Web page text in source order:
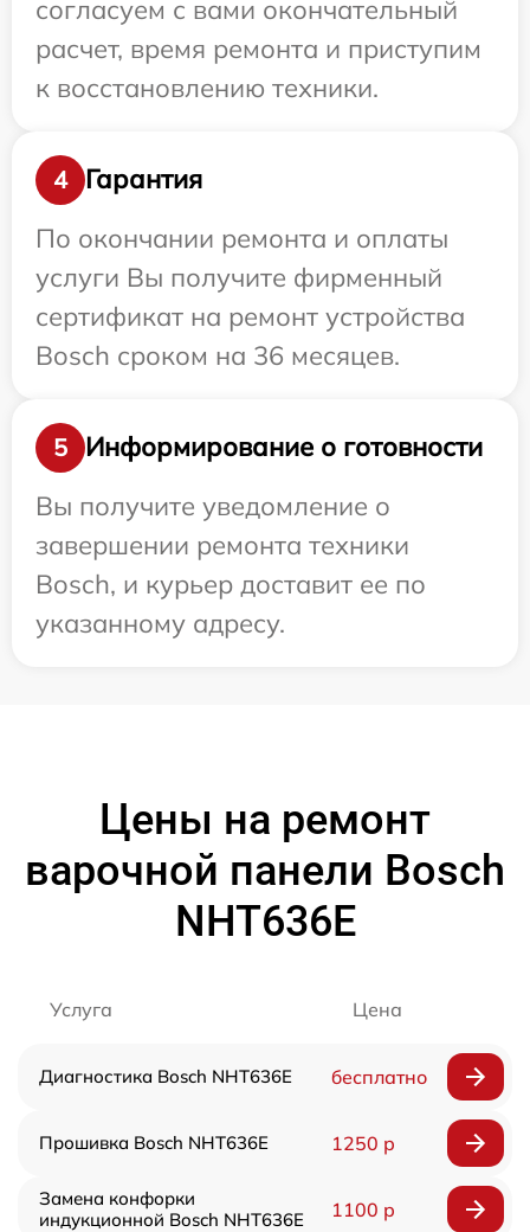
согласуем с вами окончательный
расчет, время ремонта и приступим
к восстановлению техники.
4
Гарантия
По окончании ремонта и оплаты
услуги Вы получите фирменный
сертификат на ремонт устройства
Bosch сроком на 36 месяцев.
5
Информирование о готовности
Вы получите уведомление о
завершении ремонта техники
Bosch, и курьер доставит ее по
указанному адресу.
Цены на ремонт
варочной панели Bosch
NHT636E
Услуга Цена
Диагностика Bosch NHT636E бесплатно
Прошивка Bosch NHT636E 1250 р
Замена конфорки
индукционной Bosch NHT636E
1100 р